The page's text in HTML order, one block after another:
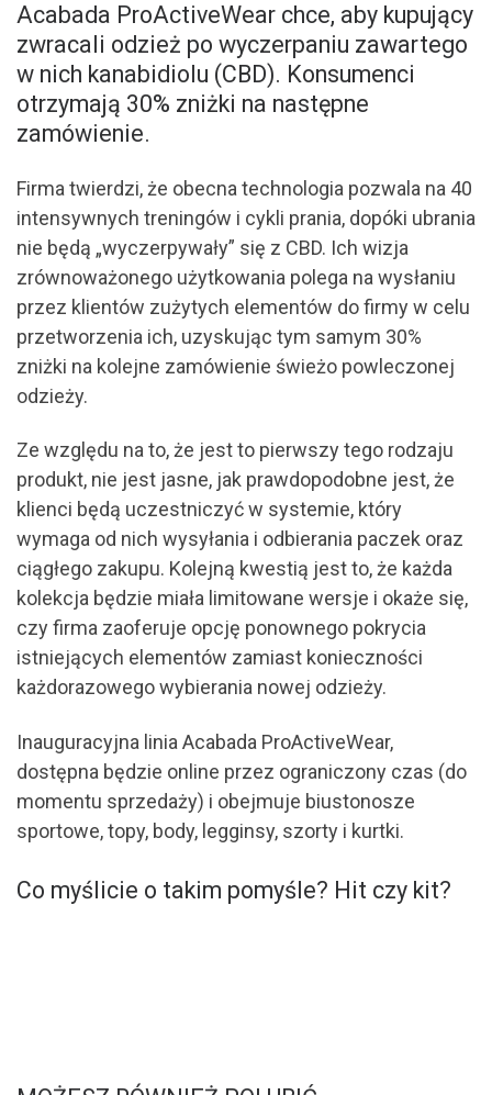
Acabada ProActiveWear chce, aby kupujący
zwracali odzież po wyczerpaniu zawartego
w nich kanabidiolu (CBD). Konsumenci
otrzymają 30% zniżki na następne
zamówienie.
Firma twierdzi, że obecna technologia pozwala na 40
intensywnych treningów i cykli prania, dopóki ubrania
nie będą „wyczerpywały” się z CBD. Ich wizja
zrównoważonego użytkowania polega na wysłaniu
przez klientów zużytych elementów do firmy w celu
przetworzenia ich, uzyskując tym samym 30%
zniżki na kolejne zamówienie świeżo powleczonej
odzieży.
Ze względu na to, że jest to pierwszy tego rodzaju
produkt, nie jest jasne, jak prawdopodobne jest, że
klienci będą uczestniczyć w systemie, który
wymaga od nich wysyłania i odbierania paczek oraz
ciągłego zakupu. Kolejną kwestią jest to, że każda
kolekcja będzie miała limitowane wersje i okaże się,
czy firma zaoferuje opcję ponownego pokrycia
istniejących elementów zamiast konieczności
każdorazowego wybierania nowej odzieży.
Inauguracyjna linia Acabada ProActiveWear,
dostępna będzie online przez ograniczony czas (do
momentu sprzedaży) i obejmuje biustonosze
sportowe, topy, body, legginsy, szorty i kurtki.
Co myślicie o takim pomyśle? Hit czy kit?